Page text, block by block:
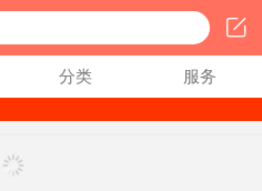

分类 服务